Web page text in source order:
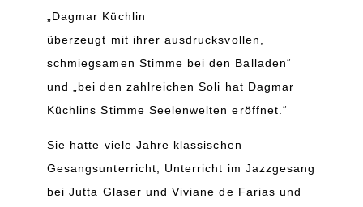
„Dagmar Küchlin
überzeugt mit ihrer ausdrucksvollen,
schmiegsamen Stimme bei den Balladen“
und „bei den zahlreichen Soli hat Dagmar
Küchlins Stimme Seelenwelten eröffnet.“
Sie hatte viele Jahre klassischen
Gesangsunterricht, Unterricht im Jazzgesang
bei Jutta Glaser und Viviane de Farias und